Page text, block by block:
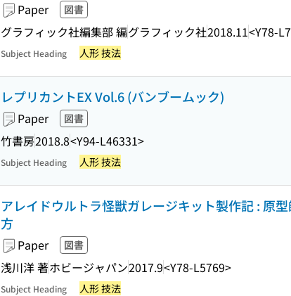
Paper 図書
グラフィック社編集部 編グラフィック社2018.11<Y78-
Subject Heading 人形 技法
レプリカントEX Vol.6 (バンブームック)
Paper 図書
竹書房2018.8<Y94-L46331>
Subject Heading 人形 技法
アレイドウルトラ怪獣ガレージキット製作記 : 原
方
Paper 図書
浅川洋 著ホビージャパン2017.9<Y78-L5769>
Subject Heading 人形 技法